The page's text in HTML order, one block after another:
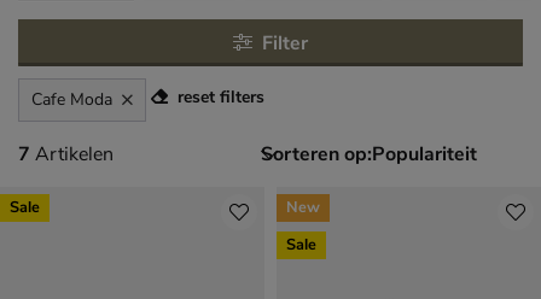
Filter
Cafe Moda reset filters
7 artikelen
7 Artikelen Sorteren op:
Sale
New
Sale